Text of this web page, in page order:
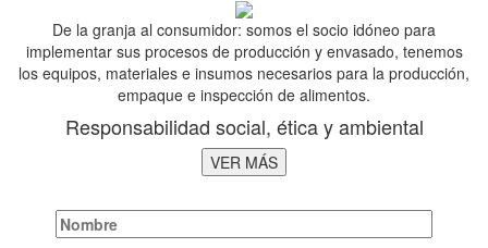
De la granja al consumidor: somos el socio idóneo para
implementar sus procesos de producción y envasado, tenemos
los equipos, materiales e insumos necesarios para la producción,
empaque e inspección de alimentos.
Responsabilidad social, ética y ambiental
VER MÁS